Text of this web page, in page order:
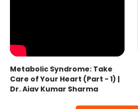
Metabolic Syndrome: Take
Care of Your Heart (Part - 1) |
Dr. Ajay Kumar Sharma